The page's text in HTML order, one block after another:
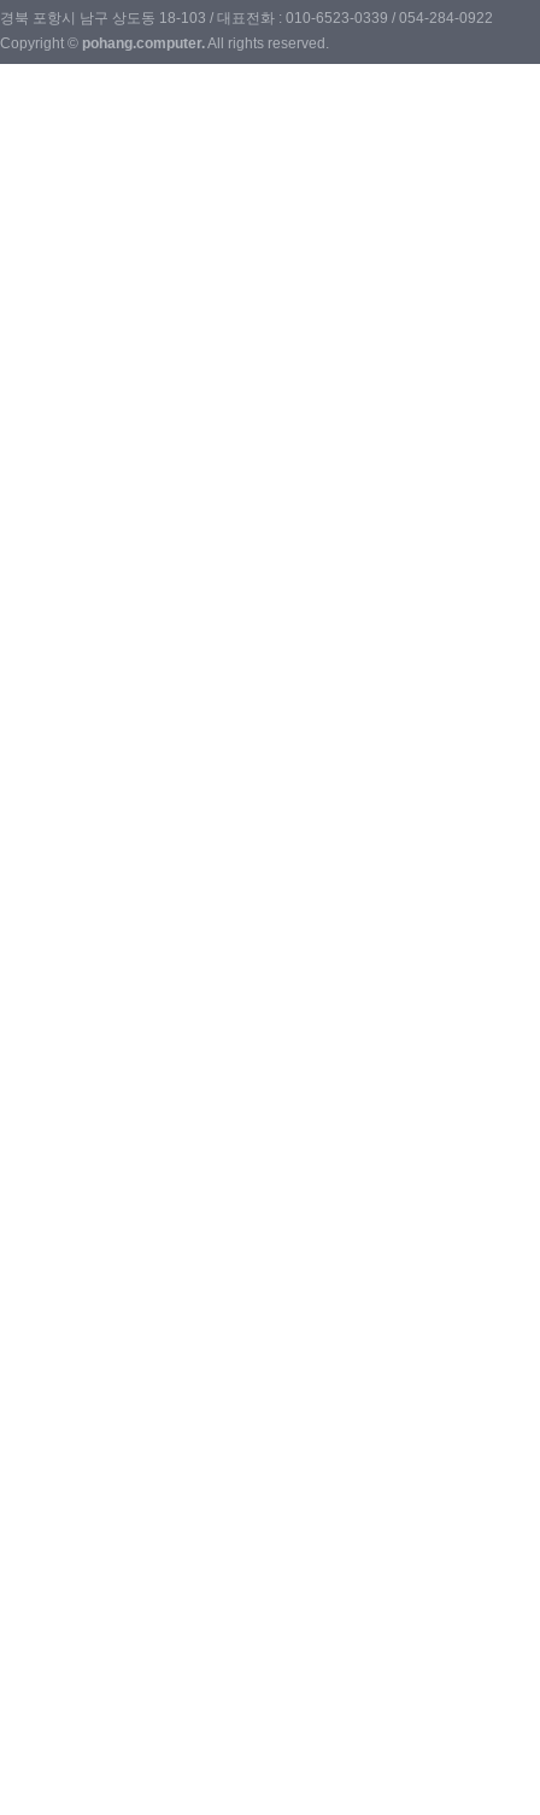
경북 포항시 남구 상도동 18-103 / 대표전화 : 010-6523-0339 / 054-284-0922
Copyright © pohang.computer.All rights reserved.